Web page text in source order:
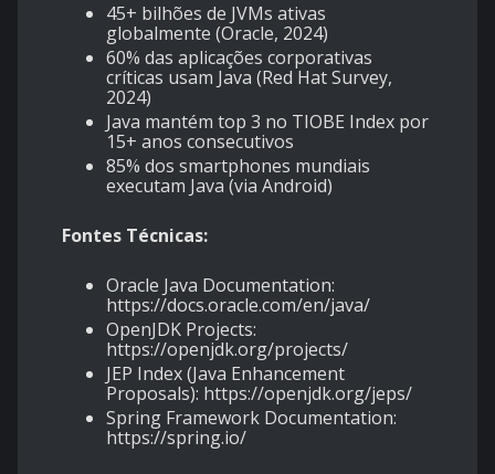
45+ bilhões de JVMs ativas
globalmente (Oracle, 2024)
60% das aplicações corporativas
críticas usam Java (Red Hat Survey,
2024)
Java mantém top 3 no TIOBE Index por
15+ anos consecutivos
85% dos smartphones mundiais
executam Java (via Android)
Fontes Técnicas:
Oracle Java Documentation:
https://docs.oracle.com/en/java/
OpenJDK Projects:
https://openjdk.org/projects/
JEP Index (Java Enhancement
Proposals): https://openjdk.org/jeps/
Spring Framework Documentation:
https://spring.io/